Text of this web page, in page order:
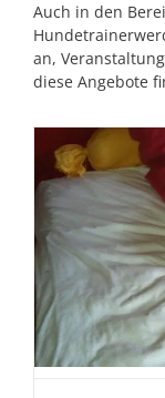
Auch in den
an,
diese Angebote